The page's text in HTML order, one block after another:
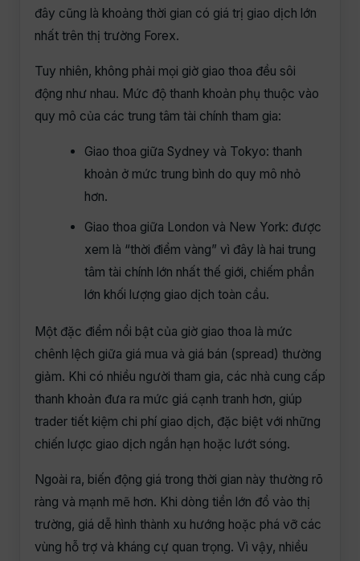
đây cũng là khoảng thời gian có giá trị giao dịch lớn
nhất trên thị trường Forex.
Tuy nhiên, không phải mọi giờ giao thoa đều sôi
động như nhau. Mức độ thanh khoản phụ thuộc vào
quy mô của các trung tâm tài chính tham gia:
Giao thoa giữa Sydney và Tokyo: thanh
khoản ở mức trung bình do quy mô nhỏ
hơn.
Giao thoa giữa London và New York: được
xem là “thời điểm vàng” vì đây là hai trung
tâm tài chính lớn nhất thế giới, chiếm phần
lớn khối lượng giao dịch toàn cầu.
Một đặc điểm nổi bật của giờ giao thoa là mức
chênh lệch giữa giá mua và giá bán (spread) thường
giảm. Khi có nhiều người tham gia, các nhà cung cấp
thanh khoản đưa ra mức giá cạnh tranh hơn, giúp
trader tiết kiệm chi phí giao dịch, đặc biệt với những
chiến lược giao dịch ngắn hạn hoặc lướt sóng.
Ngoài ra, biến động giá trong thời gian này thường rõ
ràng và mạnh mẽ hơn. Khi dòng tiền lớn đổ vào thị
trường, giá dễ hình thành xu hướng hoặc phá vỡ các
vùng hỗ trợ và kháng cự quan trọng. Vì vậy, nhiều